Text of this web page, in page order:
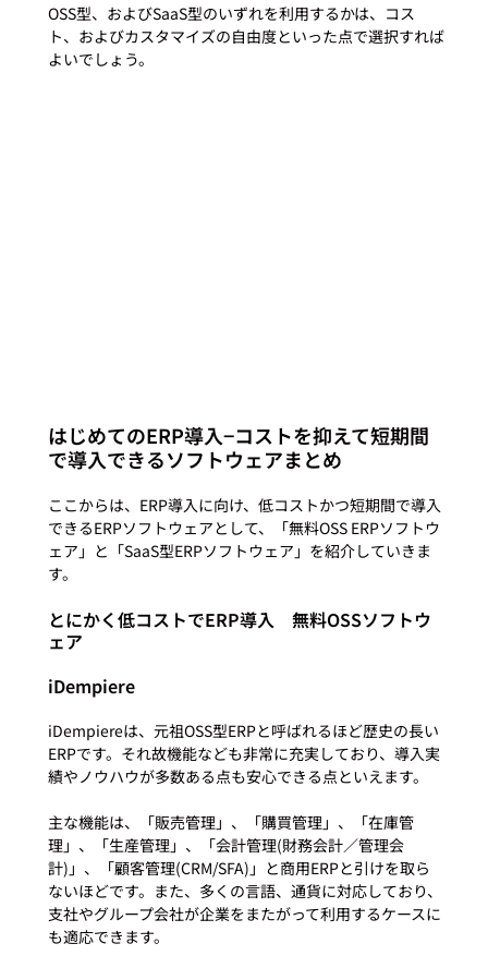
OSS型、およびSaaS型のいずれを利用するかは、コス
ト、およびカスタマイズの自由度といった点で選択すれば
よいでしょう。
はじめてのERP導入−コストを抑えて短期間
で導入できるソフトウェアまとめ
ここからは、ERP導入に向け、低コストかつ短期間で導入
できるERPソフトウェアとして、「無料OSS ERPソフトウ
ェア」と「SaaS型ERPソフトウェア」を紹介していきま
とにかく低コストでERP導入　無料OSSソフトウ
ェア
iDempiere
iDempiereは、元祖OSS型ERPと呼ばれるほど歴史の長い
ERPです。それ故機能なども非常に充実しており、導入実
績やノウハウが多数ある点も安心できる点といえます。
主な機能は、「販売管理」、「購買管理」、「在庫管
理」、「生産管理」、「会計管理(財務会計／管理会
計)」、「顧客管理(CRM/SFA)」と商用ERPと引けを取ら
ないほどです。また、多くの言語、通貨に対応しており、
支社やグループ会社が企業をまたがって利用するケースに
も適応できます。